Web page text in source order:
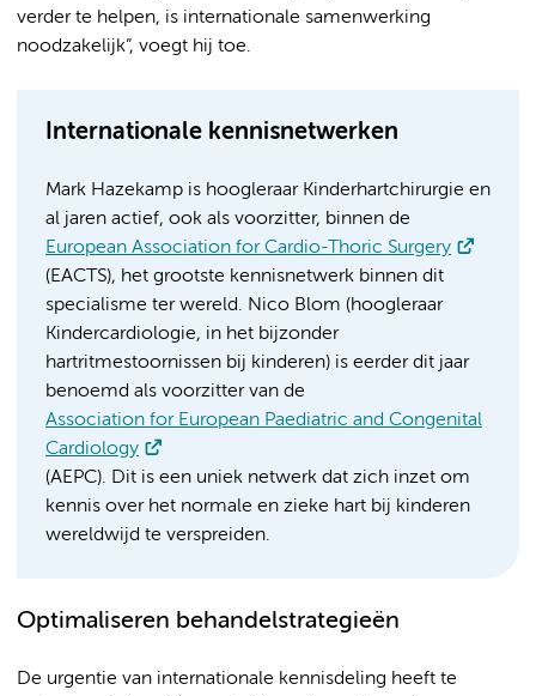
verder te helpen, is internationale samenwerking
noodzakelijk”, voegt hij toe.
Internationale kennisnetwerken
Mark Hazekamp is hoogleraar Kinderhartchirurgie en
al jaren actief, ook als voorzitter, binnen de
European Association for Cardio-Thoric Surgery
(EACTS), het grootste kennisnetwerk binnen dit
specialisme ter wereld. Nico Blom (hoogleraar
Kindercardiologie, in het bijzonder
hartritmestoornissen bij kinderen) is eerder dit jaar
benoemd als voorzitter van de
Association for European Paediatric and Congenital
Cardiology
(AEPC). Dit is een uniek netwerk dat zich inzet om
kennis over het normale en zieke hart bij kinderen
wereldwijd te verspreiden.
Optimaliseren behandelstrategieën
De urgentie van internationale kennisdeling heeft te